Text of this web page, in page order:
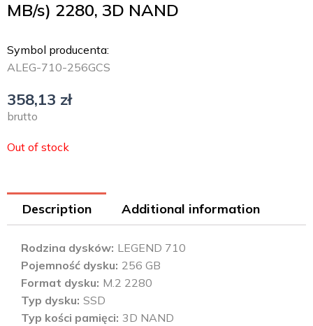
MB/s) 2280, 3D NAND
Symbol producenta:
ALEG-710-256GCS
358,13 zł
brutto
Out of stock
Description Additional information
Rodzina dysków LEGEND 710
Pojemność dysku 256 GB
Format dysku M.2 2280
Typ dysku SSD
Typ kości pamięci 3D NAND